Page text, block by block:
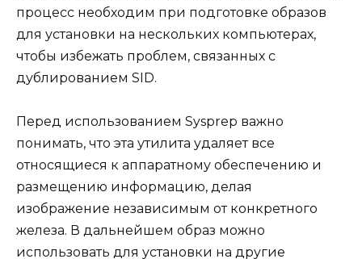
процесс необходим при подготовке образов
для установки на нескольких компьютерах,
чтобы избежать проблем, связанных с
дублированием SID.
Перед использованием Sysprep важно
понимать, что эта утилита удаляет все
относящиеся к аппаратному обеспечению и
размещению информацию, делая
изображение независимым от конкретного
железа. В дальнейшем образ можно
использовать для установки на другие